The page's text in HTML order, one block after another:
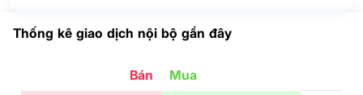
Thống kê giao dịch nội bộ gần đây
Bán Mua